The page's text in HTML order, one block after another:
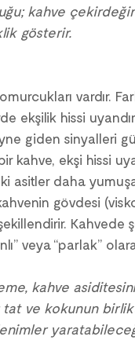
kahve
gösterir.
vardır.
ekşilik hissi
giden sinyalleri
kahve, ekşi hissi
asitler daha
gövdesi
şekillendirir.
veya “parlak”
kahve
ve kokunun